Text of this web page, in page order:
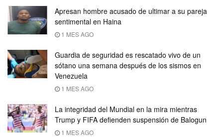
Apresan hombre acusado de ultimar a su pareja
sentimental en Haina
1 MES AGO
Guardia de seguridad es rescatado vivo de un
sótano una semana después de los sismos en
Venezuela
1 MES AGO
La integridad del Mundial en la mira mientras
Trump y FIFA defienden suspensión de Balogun
1 MES AGO